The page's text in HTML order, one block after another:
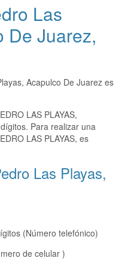
Las
De Juarez,
Acapulco De Juarez es
LAS PLAYAS,
Para realizar una
LAS PLAYAS, es
Las Playas,
(Número telefónico)
de celular )